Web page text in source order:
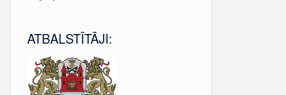
ATBALSTĪTĀJI: